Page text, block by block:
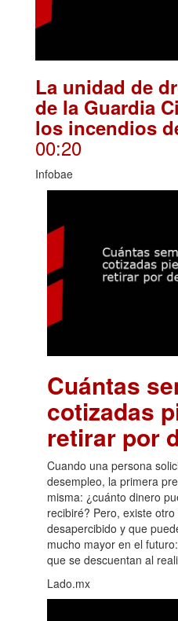
La unidad de
de la Guardia
los incendios
00:20
Infobae
Cuántas
cotizadas
retirar por
Cuando una persona
desempleo, la primera
misma: ¿cuánto dinero
recibiré? Pero, existe
desapercibido y que
mucho mayor en el
que se descuentan al
Lado.mx